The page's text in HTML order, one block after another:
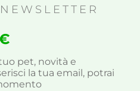
pet, novità e
la tua email, potrai